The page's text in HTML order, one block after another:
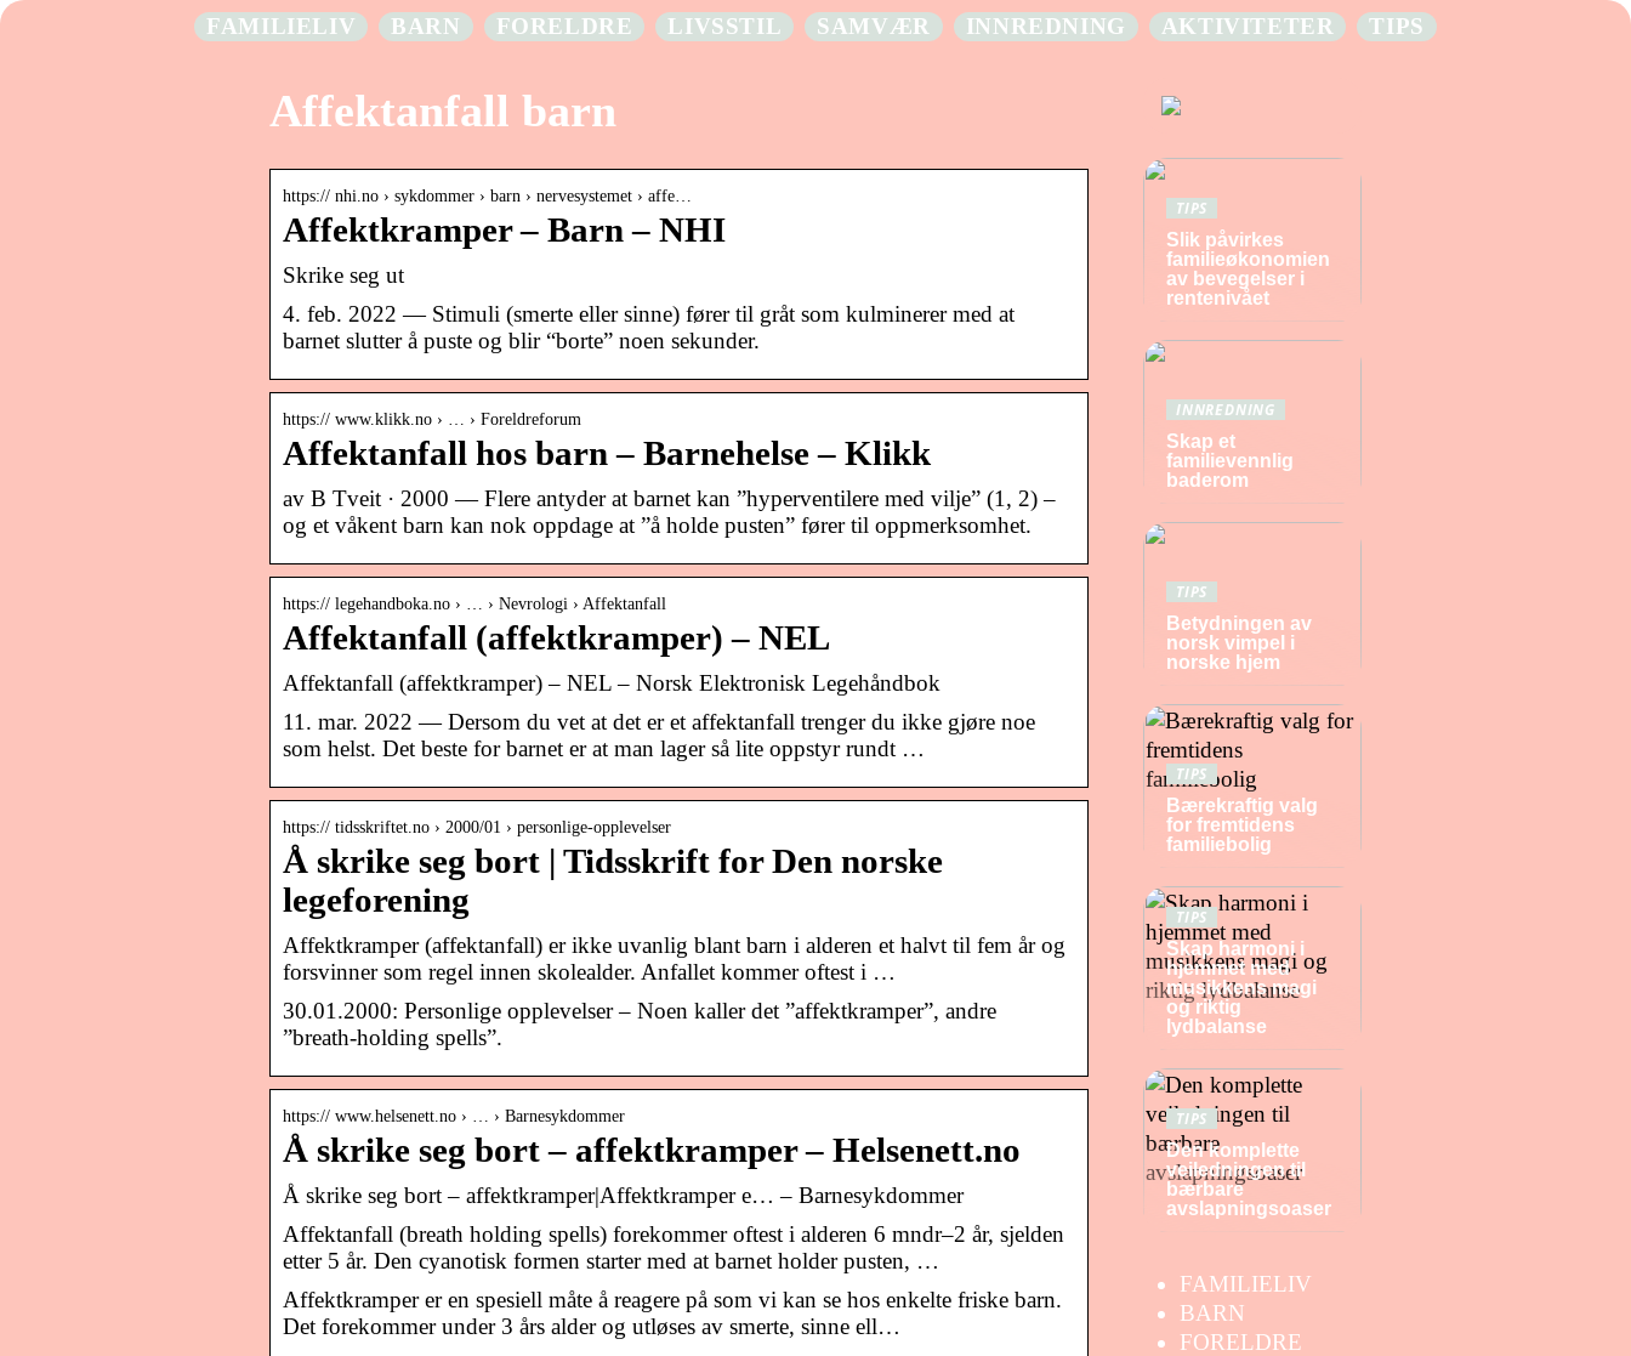
FAMILIELIV BARN FORELDRE LIVSSTIL SAMVÆR INNREDNING AKTIVITETER TIPS
Affektanfall barn
https:// nhi.no › sykdommer › barn › nervesystemet › affe…
Affektkramper – Barn – NHI
Skrike seg ut
4. feb. 2022 — Stimuli (smerte eller sinne) fører til gråt som kulminerer med at
barnet slutter å puste og blir “borte” noen sekunder.
https:// www.klikk.no › … › Foreldreforum
Affektanfall hos barn – Barnehelse – Klikk
av B Tveit · 2000 — Flere antyder at barnet kan ”hyperventilere med vilje” (1, 2) –
og et våkent barn kan nok oppdage at ”å holde pusten” fører til oppmerksomhet.
https:// legehandboka.no › … › Nevrologi › Affektanfall
Affektanfall (affektkramper) – NEL
Affektanfall (affektkramper) – NEL – Norsk Elektronisk Legehåndbok
11. mar. 2022 — Dersom du vet at det er et affektanfall trenger du ikke gjøre noe
som helst. Det beste for barnet er at man lager så lite oppstyr rundt …
https:// tidsskriftet.no › 2000/01 › personlige-opplevelser
Å skrike seg bort | Tidsskrift for Den norske
legeforening
Affektkramper (affektanfall) er ikke uvanlig blant barn i alderen et halvt til fem år og
forsvinner som regel innen skolealder. Anfallet kommer oftest i …
30.01.2000: Personlige opplevelser – Noen kaller det ”affektkramper”, andre
”breath-holding spells”.
https:// www.helsenett.no › … › Barnesykdommer
Å skrike seg bort – affektkramper – Helsenett.no
Å skrike seg bort – affektkramper|Affektkramper e… – Barnesykdommer
Affektanfall (breath holding spells) forekommer oftest i alderen 6 mndr–2 år, sjelden
etter 5 år. Den cyanotisk formen starter med at barnet holder pusten, …
Affektkramper er en spesiell måte å reagere på som vi kan se hos enkelte friske barn.
Det forekommer under 3 års alder og utløses av smerte, sinne ell…
TIPS
Slik påvirkes
familieøkonomien
av bevegelser i
rentenivået
INNREDNING
Skap et
familievennlig
baderom
TIPS
Betydningen av
norsk vimpel i
norske hjem
TIPS
Bærekraftig valg
for fremtidens
familiebolig
TIPS
Skap harmoni i
hjemmet med
musikkens magi
og riktig
lydbalanse
TIPS
Den komplette
veiledningen til
bærbare
avslapningsoaser
FAMILIELIV
BARN
FORELDRE